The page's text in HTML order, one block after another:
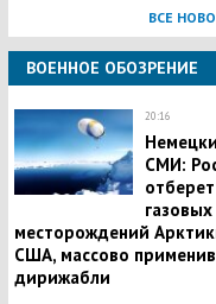
ВСЕ
ВОЕННОЕ ОБОЗРЕНИЕ
20:16
СМИ:
газовых
месторождений
США, массово применив
дирижабли